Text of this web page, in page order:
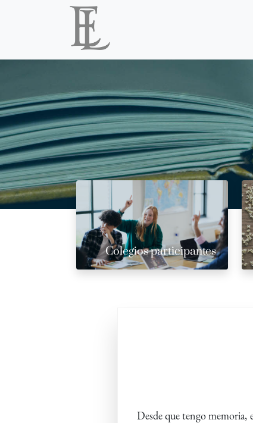
Colegios participantes
Desde que tengo memoria,